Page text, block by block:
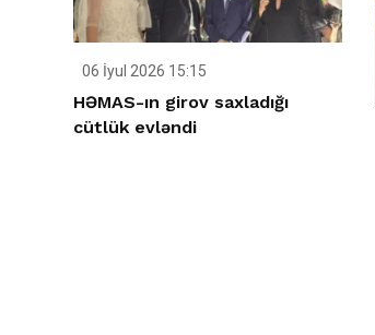
06 İyul 2026 15:15
HƏMAS-ın girov saxladığı
cütlük evləndi